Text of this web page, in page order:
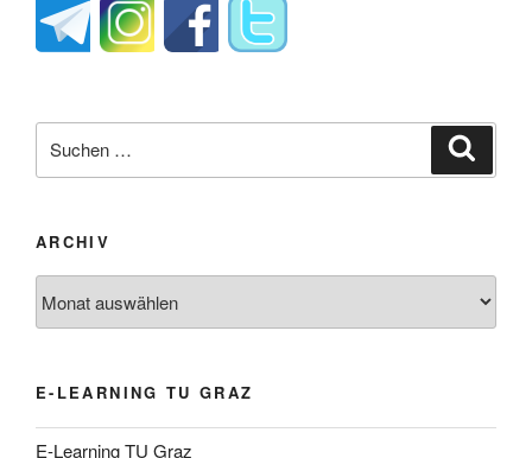
nach:
ARCHIV
E-LEARNING TU GRAZ
E-Learning TU Graz